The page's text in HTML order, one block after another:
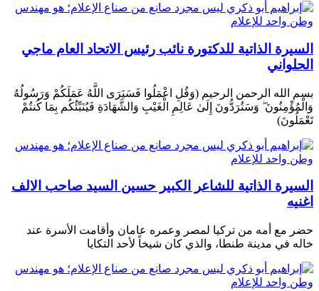
السيرة الذاتية للدكتورة نائب رئيس الاتحاد العام ماجي
الحلواني
بسم الله الرحمن الرحيم (وَقُلِ اعْمَلُوا فَسَيَرَى اللَّهُ عَمَلَكُمْ وَرَسُولُهُ
وَالْمُؤْمِنُونَ ۖ وَسَتُرَدُّونَ إِلَىٰ عَالِمِ الْغَيْبِ وَالشَّهَادَةِ فَيُنَبِّئُكُم بِمَا كُنتُمْ
تَعْمَلُونَ)
السيرة الذاتية للشاعر الكبير حسين السيد صاحب الالف
اغنيه
حضر مع أمه من تركيا لمصر وعمره عامان وأقامت الأسرة عند
خاله في مدينة طنطا، والذي كان شيخاً لأحد التكايا